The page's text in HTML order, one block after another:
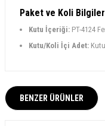
Paket ve Koli
Kutu İçeriği: PT-4124
Kutu/Koli İçi Adet:
BENZER ÜRÜNLER